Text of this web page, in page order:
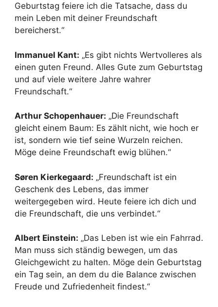
Geburtstag feiere ich die Tatsache, dass du
mein Leben mit deiner Freundschaft
bereicherst.“
Immanuel Kant: „Es gibt nichts Wertvolleres als
einen guten Freund. Alles Gute zum Geburtstag
und auf viele weitere Jahre wahrer
Freundschaft.“
Arthur Schopenhauer: „Die Freundschaft
gleicht einem Baum: Es zählt nicht, wie hoch er
ist, sondern wie tief seine Wurzeln reichen.
Möge deine Freundschaft ewig blühen.“
Søren Kierkegaard: „Freundschaft ist ein
Geschenk des Lebens, das immer
weitergegeben wird. Heute feiere ich dich und
die Freundschaft, die uns verbindet.“
Albert Einstein: „Das Leben ist wie ein Fahrrad.
Man muss sich ständig bewegen, um das
Gleichgewicht zu halten. Möge dein Geburtstag
ein Tag sein, an dem du die Balance zwischen
Freude und Zufriedenheit findest.“